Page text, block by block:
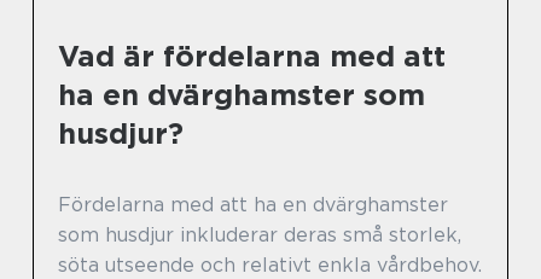
Vad är fördelarna med att
ha en dvärghamster som
husdjur?
Fördelarna med att ha en dvärghamster
som husdjur inkluderar deras små storlek,
söta utseende och relativt enkla vårdbehov.